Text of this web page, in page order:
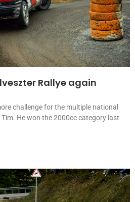
Rallye again
challenge for the multiple national
He won the 2000cc category last